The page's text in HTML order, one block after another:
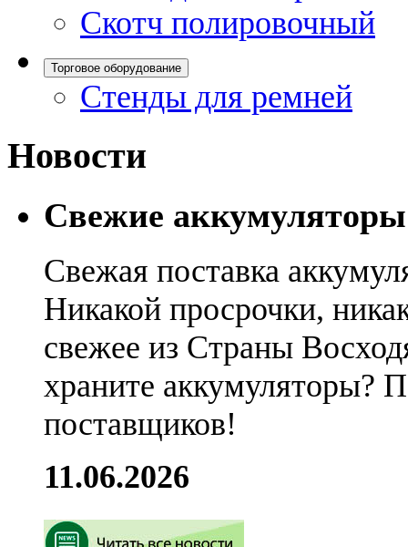
Скотч полировочный
Торговое оборудование
Стенды для ремней
Новости
Свежие
Свежая поставка
Никакой просрочки,
свежее из Страны
храните аккумуляторы?
поставщиков!
11.06.2026